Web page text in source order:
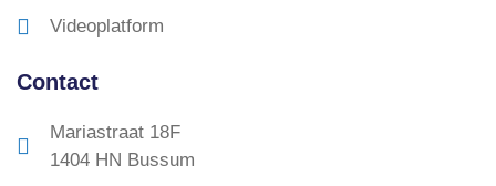
Videoplatform
Contact
Mariastraat 18F
1404 HN Bussum